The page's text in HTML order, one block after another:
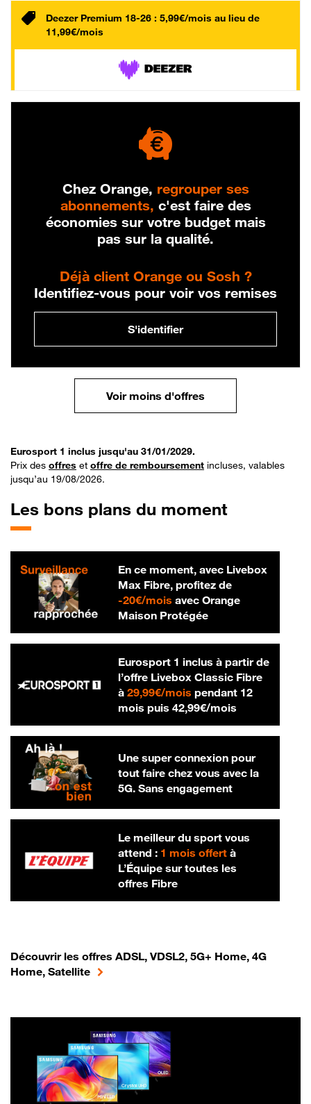
Deezer Premium 18-26 : 5,99€/mois au lieu de
11,99€/mois
Chez Orange, regrouper ses
abonnements, c'est faire des
économies sur votre budget mais
pas sur la qualité.
Déjà client Orange ou Sosh ?
Identifiez-vous pour voir vos remises
S'identifier
Voir moins d'offres
Eurosport 1 inclus jusqu'au 31/01/2029.
Prix des offres et offre de remboursement incluses, valables
jusqu’au 19/08/2026.
Les bons plans du moment
En ce moment, avec Livebox
Max Fibre, profitez de
-20€/mois20 € par mois
avec Orange
Maison Protégée
Eurosport 1 inclus à partir de
l’offre Livebox Classic Fibre
à 29,99€/mois29,99 € par mois
pendant 12
mois puis 42,99€/mois42,99 € par
Une super connexion pour
tout faire chez vous avec la
5G. Sans engagement
Le meilleur du sport vous
attend : 1 mois offertà
L’Équipe sur toutes les
offres Fibre
Découvrir les offres ADSL, VDSL2, 5G+ Home, 4G
Home, Satellite